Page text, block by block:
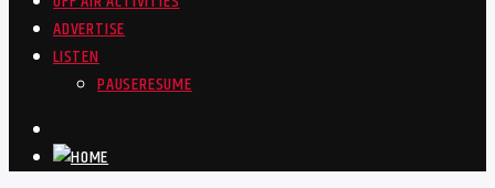
ADVERTISE
LISTEN
PAUSERESUME